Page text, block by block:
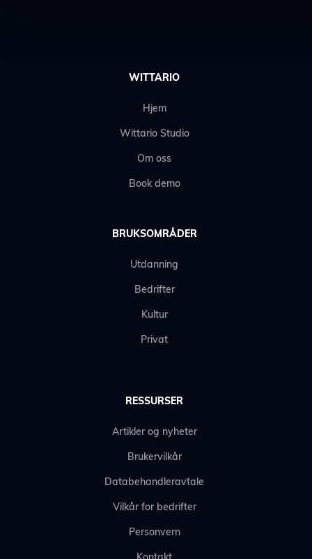
WITTARIO
Hjem
Wittario Studio
Om oss
Book demo
BRUKSOMRÅDER
Utdanning
Bedrifter
Kultur
Privat
RESSURSER
Artikler og nyheter
Brukervilkår
Databehandleravtale
Vilkår for bedrifter
Personvern